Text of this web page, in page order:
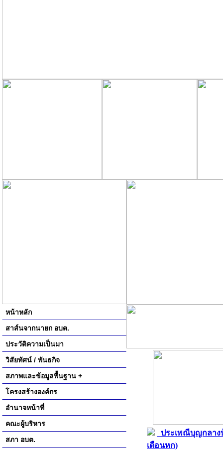
หน้าหลัก
สาส์นจากนายก อบต.
ประวัติความเป็นมา
วิสัยทัศน์ / พันธกิจ
สภาพและข้อมูลพื้นฐาน +
โครงสร้างองค์กร
อำนาจหน้าที่
คณะผู้บริหาร
สภา อบต.
ประเพณีบุญกลา
เดือนหก)